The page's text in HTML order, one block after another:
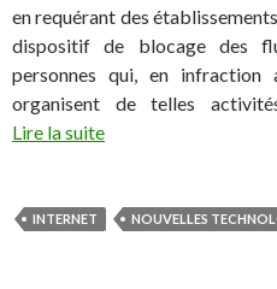
en requérant des
dispositif de blocage des
personnes qui, en
organisent de telles
Lire la suite
INTERNET NOUVELLES